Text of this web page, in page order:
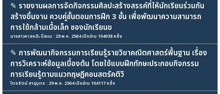
✎ รายงานผลการจัดกิจกรรมศิลปะสร้างสรรค์ที่ให้นักเรียนร่วมกัน
สร้างชิ้นงาน ควบคู่ขั้นตอนการฝึก 3 ขั้น เพื่อพัฒนาความสามารถ
การใช้กล้ามเนื้อเล็ก ของนักเรียนช
นางสาวหาสหน๊ะ บือแน : 29 พ.ค. 2564 เปิดอ่าน 104038 ครั้ง
✎ การพัฒนากิจกรรมการเรียนรู้รายวิชาคณิตศาสตร์พื้นฐาน เรื่อง
การวิเคราะห์ข้อมูลเบื้องต้น โดยใช้แบบฝึกทักษะประกอบกิจกรรม
การเรียนรู้ตามแนวทฤษฎีคอนสตรัคติวิ
ไตรรัตน์ สาธุบุตร : 29 พ.ค. 2564 เปิดอ่าน 104117 ครั้ง